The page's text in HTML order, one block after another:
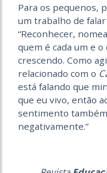
Para os pequenos,
um trabalho de
“Reconhecer,
quem é cada um e
crescendo. Como
relacionado com o
está falando que
que eu vivo, então
sentimento
negativamente.”